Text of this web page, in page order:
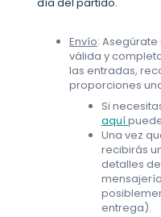
Envío:
válida y
las entradas,
proporciones
Si
aquí
Una vez
recibirás
detalles
entrega).